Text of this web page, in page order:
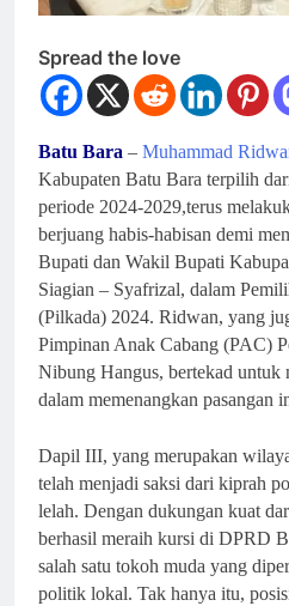
Spread the love
Batu Bara – Muhammad
Kabupaten Batu Bara terpilih
periode 2024-2029,terus
berjuang habis-habisan demi
Bupati dan Wakil Bupati
Siagian – Syafrizal, dalam
(Pilkada) 2024. Ridwan, yang
Pimpinan Anak Cabang (PAC)
Nibung Hangus, bertekad untuk
dalam memenangkan pasangan
Dapil III, yang merupakan
telah menjadi saksi dari kiprah
lelah. Dengan dukungan kuat
berhasil meraih kursi di DPRD
salah satu tokoh muda yang
politik lokal. Tak hanya itu,